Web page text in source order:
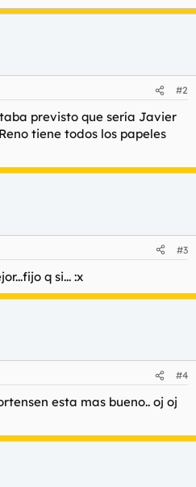
#2
previsto que sería Javier
tiene todos los papeles
#3
q si... :x
#4
esta mas bueno.. oj oj